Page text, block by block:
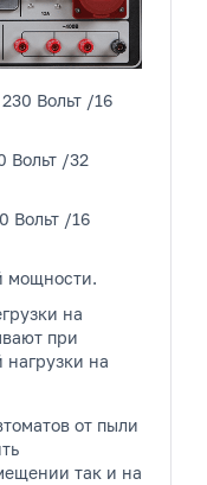
Вольт /16
Вольт /32
Вольт /16
мощности.
на
при
на
от пыли
так и на